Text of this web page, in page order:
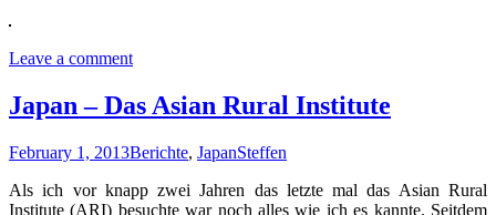
Leave a comment
Japan – Das Asian Rural Institute
February 1, 2013Berichte, JapanSteffen
Als ich vor knapp zwei Jahren das letzte mal das Asian Rural
Institute (ARI) besuchte war noch alles wie ich es kannte. Seitdem